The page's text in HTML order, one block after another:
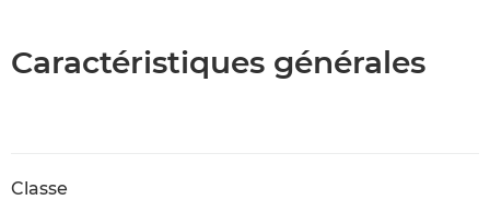
Caractéristiques générales
Classe